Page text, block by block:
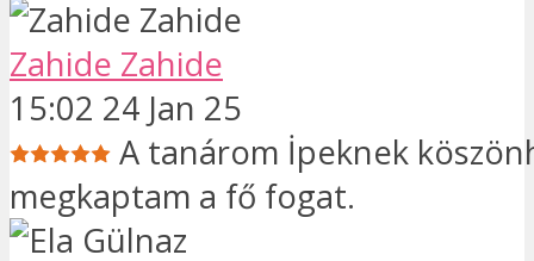
Zahide Zahide
15:02 24 Jan 25
A tanárom İpeknek
megkaptam a fő fogat.